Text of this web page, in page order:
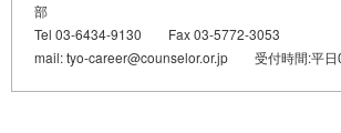
部
Tel 03-6434-9130 Fax 03-5772-3053
mail: tyo-career@counselor.or.jp 受付時間:平日